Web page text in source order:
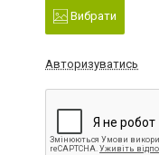
Вибрати
Авторизуватись